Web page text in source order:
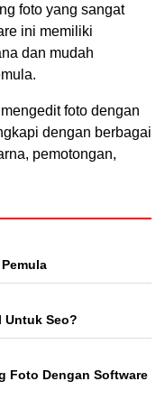
foto yang sangat
ini memiliki
dan mudah
foto dengan
dengan berbagai
pemotongan,
Untuk Seo?
Foto Dengan Software